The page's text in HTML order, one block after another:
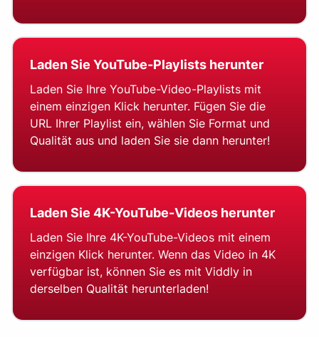
Laden Sie YouTube-Playlists herunter
Laden Sie Ihre YouTube-Video-Playlists mit
einem einzigen Klick herunter. Fügen Sie die
URL Ihrer Playlist ein, wählen Sie Format und
Qualität aus und laden Sie sie dann herunter!
Laden Sie 4K-YouTube-Videos herunter
Laden Sie Ihre 4K-YouTube-Videos mit einem
einzigen Klick herunter. Wenn das Video in 4K
verfügbar ist, können Sie es mit Viddly in
derselben Qualität herunterladen!